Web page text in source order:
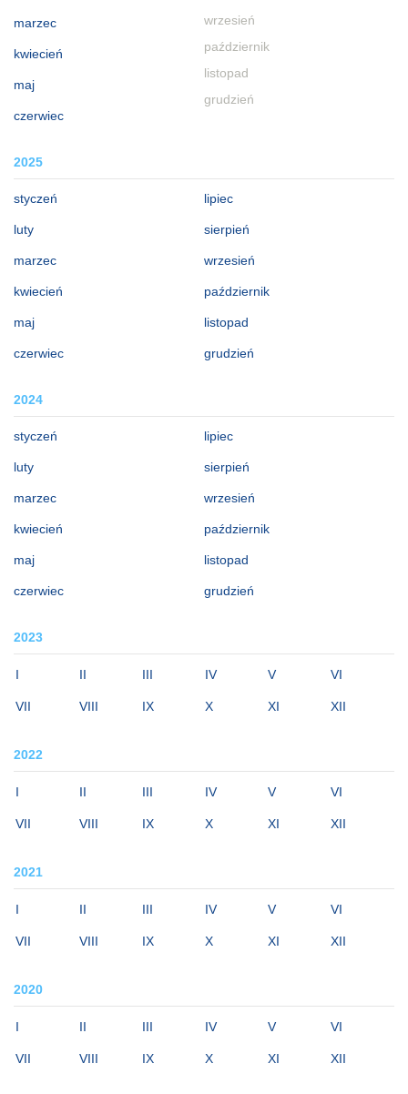
marzec
kwiecień
maj
czerwiec
wrzesień
październik
listopad
grudzień
2025
styczeń
luty
marzec
kwiecień
maj
czerwiec
lipiec
sierpień
wrzesień
październik
listopad
grudzień
2024
styczeń
luty
marzec
kwiecień
maj
czerwiec
lipiec
sierpień
wrzesień
październik
listopad
grudzień
2023
I II III IV V VI
VII VIII IX X XI XII
2022
I II III IV V VI
VII VIII IX X XI XII
2021
I II III IV V VI
VII VIII IX X XI XII
2020
I II III IV V VI
VII VIII IX X XI XII